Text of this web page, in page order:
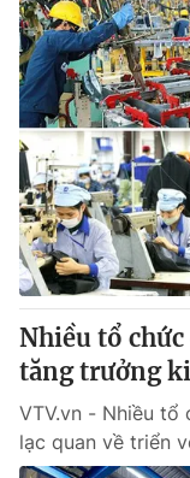
Nhiều tổ
tăng trưởng
VTV.vn - Nhiều tổ
lạc quan về triển